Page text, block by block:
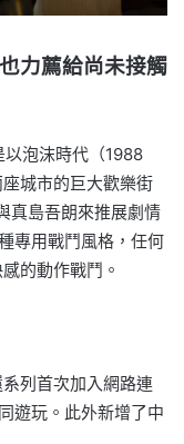
力薦給尚未接觸
以泡沫時代（1988
城市的巨大歡樂街
真島吾朗來推展劇情
專用戰鬥風格，任何
的動作戰鬥。
列首次加入網路連
遊玩。此外新增了中